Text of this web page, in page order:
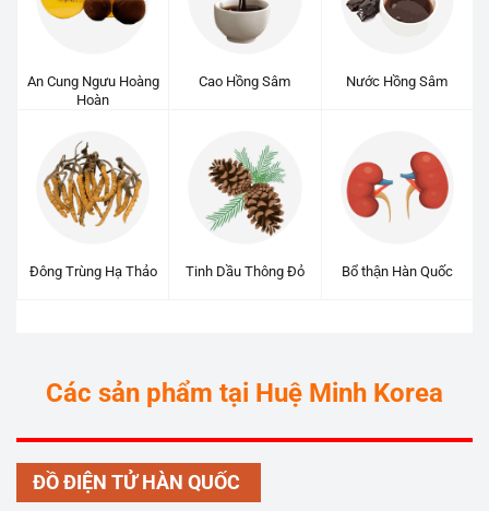
An Cung Ngưu Hoàng
Hoàn
Đông Trùng Hạ Thảo
Cao Hồng Sâm
Tinh Dầu Thông Đỏ
Nước Hồng Sâm
Bổ thận Hàn Quốc
Các sản phẩm tại Huệ Minh Korea
ĐỒ ĐIỆN TỬ HÀN QUỐC